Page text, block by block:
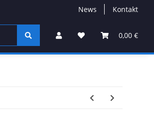
News Kontakt
0,00 €
Jigköpfe UL-Spinnruten